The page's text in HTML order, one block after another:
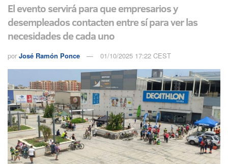
El evento servirá para que empresarios y
desempleados contacten entre sí para ver las
necesidades de cada uno
por José Ramón Ponce 01/10/2025 17:22 CEST